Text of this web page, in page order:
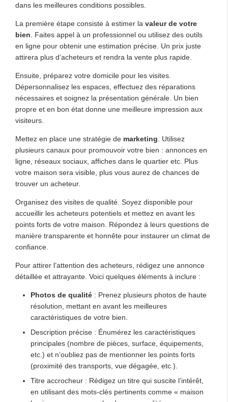
dans les meilleures conditions possibles.
La première étape consiste à estimer la valeur de votre
bien . Faites appel à un professionnel ou utilisez des outils
en ligne pour obtenir une estimation précise. Un prix juste
attirera plus d’acheteurs et rendra la vente plus rapide.
Ensuite, préparez votre domicile pour les visites.
Dépersonnalisez les espaces, effectuez des réparations
nécessaires et soignez la présentation générale. Un bien
propre et en bon état donne une meilleure impression aux
visiteurs.
Mettez en place une stratégie de marketing . Utilisez
plusieurs canaux pour promouvoir votre bien : annonces en
ligne, réseaux sociaux, affiches dans le quartier etc. Plus
votre maison sera visible, plus vous aurez de chances de
trouver un acheteur.
Organisez des visites de qualité. Soyez disponible pour
accueillir les acheteurs potentiels et mettez en avant les
points forts de votre maison. Répondez à leurs questions de
manière transparente et honnête pour instaurer un climat de
confiance.
Pour attirer l’attention des acheteurs, rédigez une annonce
détaillée et attrayante. Voici quelques éléments à inclure :
Photos de qualité : Prenez plusieurs photos de haute
résolution, mettant en avant les meilleures
caractéristiques de votre bien.
Description précise : Énumérez les caractéristiques
principales (nombre de pièces, surface, équipements,
etc.) et n’oubliez pas de mentionner les points forts
(proximité des transports, vue dégagée, etc.).
Titre accrocheur : Rédigez un titre qui suscite l’intérêt,
en utilisant des mots-clés pertinents comme « maison